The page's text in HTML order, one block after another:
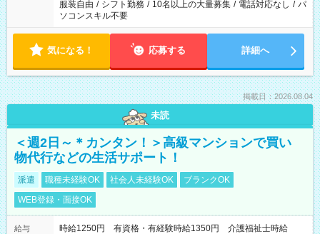
服装自由 / シフト勤務 / 10名以上の大量募集 / 電話対応なし / パ
ソコンスキル不要
気になる！ 応募する 詳細へ
掲載日：2026.08.04
未読
＜週2日～＊カンタン！＞高級マンションで買い
物代行などの生活サポート！
派遣 職種未経験OK 社会人未経験OK
ブランクOK
WEB登録・面接OK
給与
時給1250円 有資格・有経験時給1350円 介護福祉士時給